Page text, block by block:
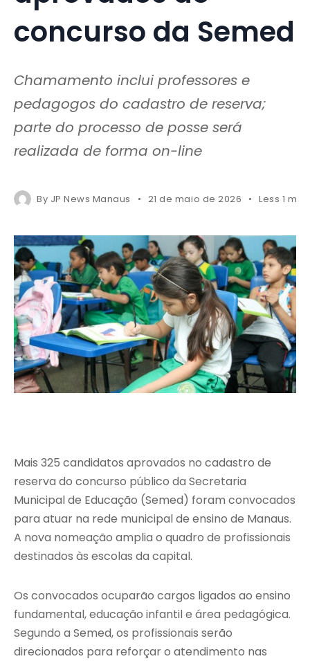
concurso da Semed
Chamamento inclui professores e
pedagogos do cadastro de reserva;
parte do processo de posse será
realizada de forma on-line
By JP News Manaus 21 de maio de 2026 Less 1
Mais 325 candidatos aprovados no cadastro de
reserva do concurso público da Secretaria
Municipal de Educação (Semed) foram convocados
para atuar na rede municipal de ensino de Manaus.
A nova nomeação amplia o quadro de profissionais
destinados às escolas da capital.
Os convocados ocuparão cargos ligados ao ensino
fundamental, educação infantil e área pedagógica.
Segundo a Semed, os profissionais serão
direcionados para reforçar o atendimento nas